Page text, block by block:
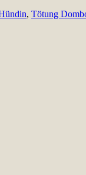
, Tötung